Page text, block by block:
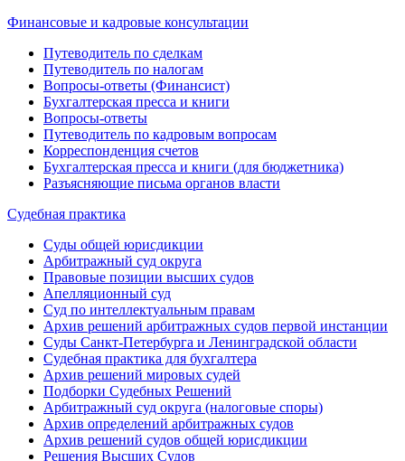
Финансовые и кадровые консультации
Путеводитель по сделкам
Путеводитель по налогам
Вопросы-ответы (Финансист)
Бухгалтерская пресса и книги
Вопросы-ответы
Путеводитель по кадровым вопросам
Корреспонденция счетов
Бухгалтерская пресса и книги (для бюджетника)
Разъясняющие письма органов власти
Судебная практика
Суды общей юрисдикции
Арбитражный суд округа
Правовые позиции высших судов
Апелляционный суд
Суд по интеллектуальным правам
Архив решений арбитражных судов первой инстанции
Суды Санкт-Петербурга и Ленинградской области
Судебная практика для бухгалтера
Архив решений мировых судей
Подборки Судебных Решений
Арбитражный суд округа (налоговые споры)
Архив определений арбитражных судов
Архив решений судов общей юрисдикции
Решения Высших Судов